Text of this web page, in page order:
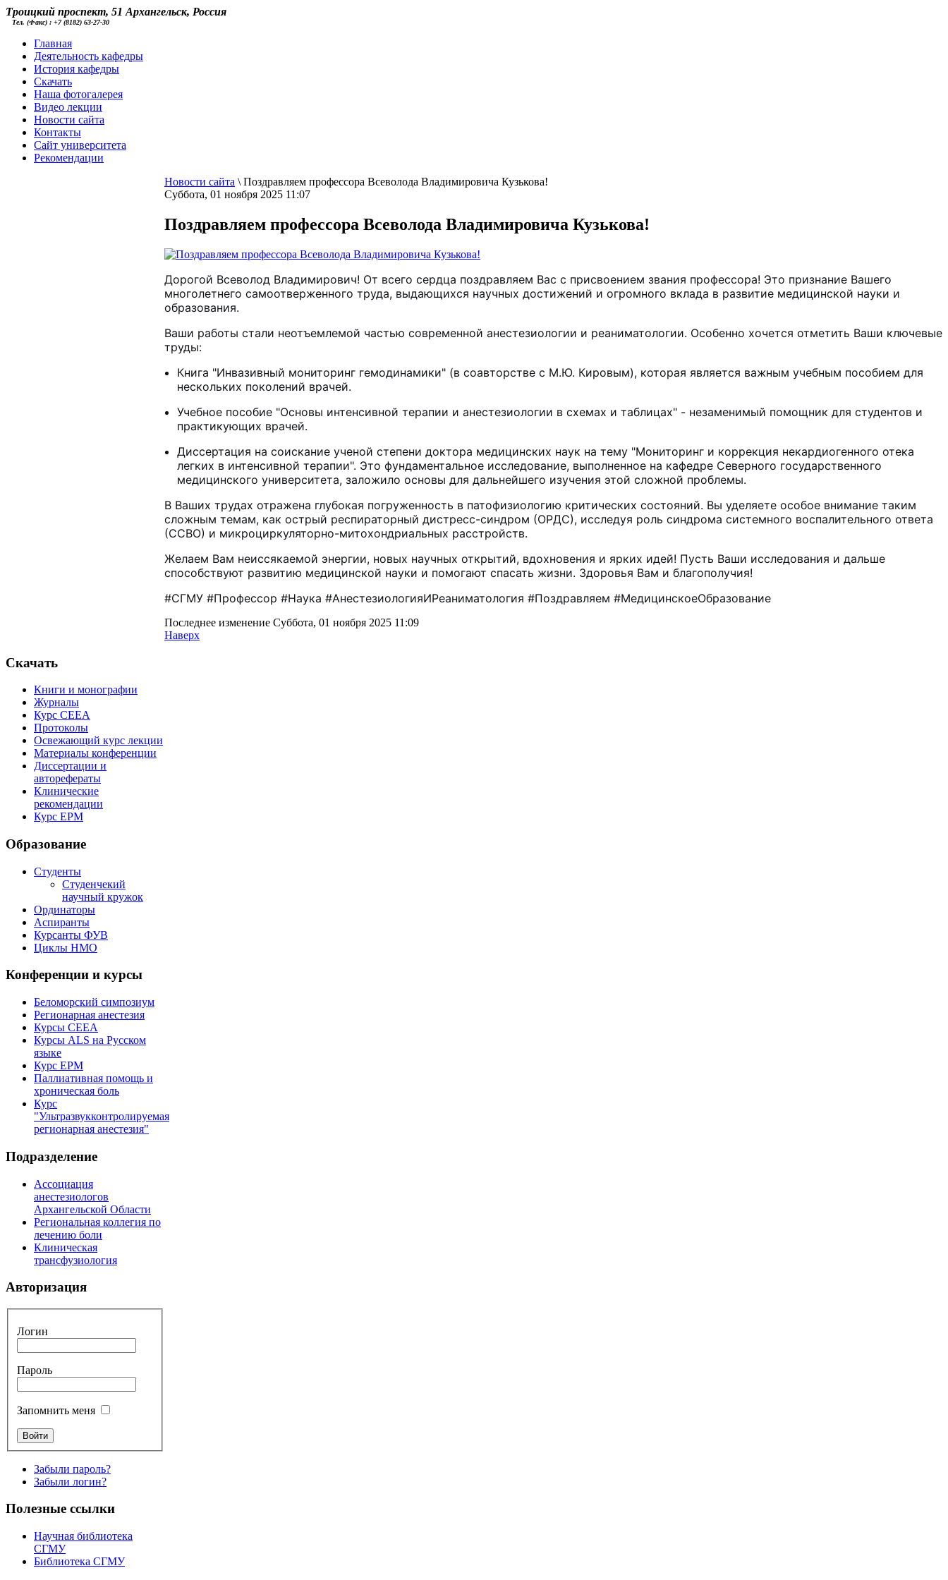
Троицкий проспект, 51 Архангельск, Россия
Тел. (Факс) : +7 (8182) 63-27-30
Главная
Деятельность кафедры
История кафедры
Скачать
Наша фотогалерея
Видео лекции
Новости сайта
Контакты
Cайт университета
Рекомендации
Новости сайта \ Поздравляем профессора Всеволода Владимировича Кузькова!
Суббота, 01 ноября 2025 11:07
Поздравляем профессора Всеволода Владимировича Кузькова!
Дорогой Всеволод Владимирович! От всего сердца поздравляем Вас с присвоением звания профессора! Это признание Вашего
многолетнего самоотверженного труда, выдающихся научных достижений и огромного вклада в развитие медицинской науки и
образования.
Ваши работы стали неотъемлемой частью современной анестезиологии и реаниматологии. Особенно хочется отметить Ваши ключевые
труды:
Книга "Инвазивный мониторинг гемодинамики" (в соавторстве с М.Ю. Кировым), которая является важным учебным пособием для
нескольких поколений врачей.
Учебное пособие "Основы интенсивной терапии и анестезиологии в схемах и таблицах" - незаменимый помощник для студентов и
практикующих врачей.
Диссертация на соискание ученой степени доктора медицинских наук на тему "Мониторинг и коррекция некардиогенного отека
легких в интенсивной терапии". Это фундаментальное исследование, выполненное на кафедре Северного государственного
медицинского университета, заложило основы для дальнейшего изучения этой сложной проблемы.
В Ваших трудах отражена глубокая погруженность в патофизиологию критических состояний. Вы уделяете особое внимание таким
сложным темам, как острый респираторный дистресс-синдром (ОРДС), исследуя роль синдрома системного воспалительного ответа
(ССВО) и микроциркуляторно-митохондриальных расстройств.
Желаем Вам неиссякаемой энергии, новых научных открытий, вдохновения и ярких идей! Пусть Ваши исследования и дальше
способствуют развитию медицинской науки и помогают спасать жизни. Здоровья Вам и благополучия!
#СГМУ #Профессор #Наука #АнестезиологияИРеаниматология #Поздравляем #МедицинскоеОбразование
Последнее изменение Суббота, 01 ноября 2025 11:09
Наверх
Скачать
Книги и монографии
Журналы
Курс СЕЕА
Протоколы
Освежающий курс лекции
Материалы конференции
Диссертации и
авторефераты
Клинические
рекомендации
Курс EPM
Образование
Студенты
Студенчекий
научный кружок
Ординаторы
Аспиранты
Курсанты ФУВ
Циклы НМО
Конференции и курсы
Беломорский симпозиум
Регионарная анестезия
Курсы CEEA
Курсы ALS на Русском
языке
Курс EPM
Паллиативная помощь и
хроническая боль
Курс
"Ультразвукконтролируемая
регионарная анестезия"
Подразделение
Ассоциация
анестезиологов
Архангельской Области
Региональная коллегия по
лечению боли
Клиническая
трансфузиология
Авторизация
Логин
Пароль
Запомнить меня
Забыли пароль?
Забыли логин?
Полезные ссылки
Научная библиотека
СГМУ
Библиотека СГМУ